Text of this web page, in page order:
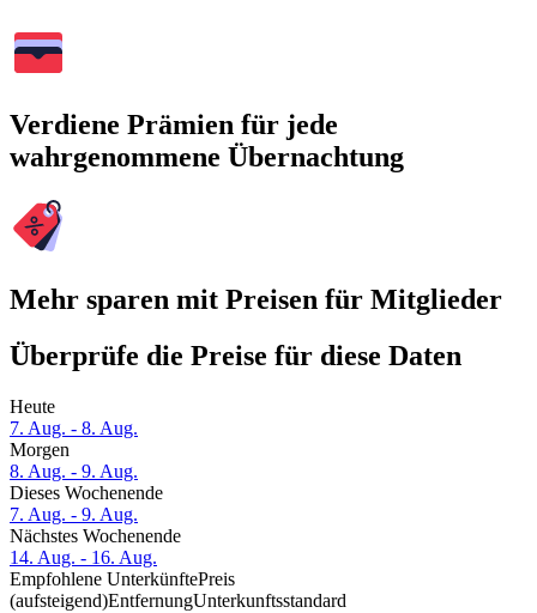
Verdiene Prämien für jede
wahrgenommene Übernachtung
Mehr sparen mit Preisen für Mitglieder
Überprüfe die Preise für diese Daten
Heute
7. Aug. - 8. Aug.
Morgen
8. Aug. - 9. Aug.
Dieses Wochenende
7. Aug. - 9. Aug.
Nächstes Wochenende
14. Aug. - 16. Aug.
Empfohlene UnterkünftePreis
(aufsteigend)EntfernungUnterkunftsstandard